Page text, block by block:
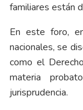
familiares están
En este foro,
nacionales, se
como el
materia
jurisprudencia.